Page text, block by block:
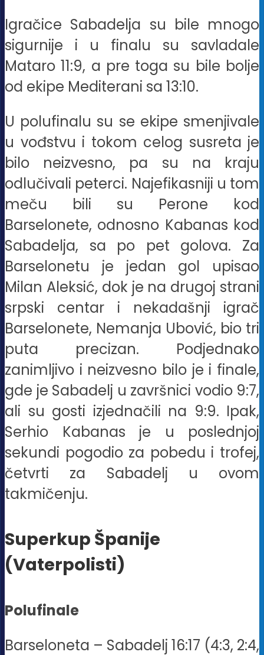
Igračice Sabadelja su bile mnogo
sigurnije i u finalu su savladale
Mataro 11:9, a pre toga su bile bolje
od ekipe Mediterani sa 13:10.
U polufinalu su se ekipe smenjivale
u vođstvu i tokom celog susreta je
bilo neizvesno, pa su na kraju
odlučivali peterci. Najefikasniji u tom
meču bili su Perone kod
Barselonete, odnosno Kabanas kod
Sabadelja, sa po pet golova. Za
Barselonetu je jedan gol upisao
Milan Aleksić, dok je na drugoj strani
srpski centar i nekadašnji igrač
Barselonete, Nemanja Ubović, bio tri
puta precizan. Podjednako
zanimljivo i neizvesno bilo je i finale,
gde je Sabadelj u završnici vodio 9:7,
ali su gosti izjednačili na 9:9. Ipak,
Serhio Kabanas je u poslednjoj
sekundi pogodio za pobedu i trofej,
četvrti za Sabadelj u ovom
takmičenju.
Superkup Španije
(Vaterpolisti)
Polufinale
Barseloneta – Sabadelj 16:17 (4:3, 2:4,